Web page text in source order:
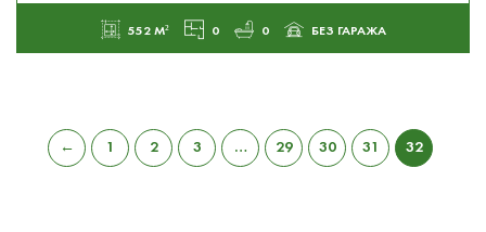
552 М² 0 0 БЕЗ ГАРАЖА
← 1 2 3 … 29 30 31 32